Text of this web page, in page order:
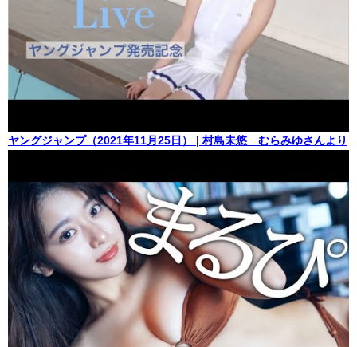
ヤングジャンプ（2021年11月25日） | 村島未悠 むらみゆさんより